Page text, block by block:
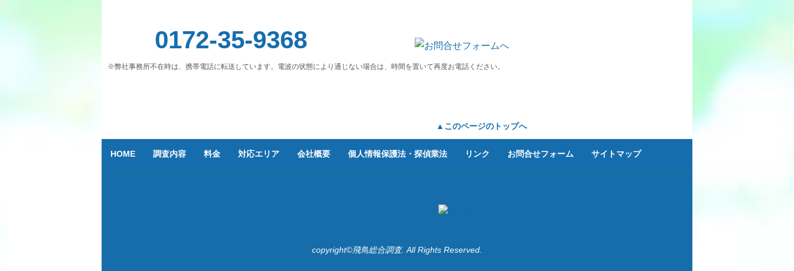
0172-35-9368
※弊社事務所不在時は、携帯電話に転送しています。電波の状態により通じない場合は、時間を置いて再度お電話ください。
▲このページのトップへ
HOME 調査内容 料金 対応エリア 会社概要 個人情報保護法・探偵業法 リンク お問合せフォーム サイトマップ
copyright©飛鳥総合調査. All Rights Reserved.